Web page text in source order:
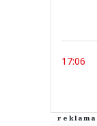
17:06